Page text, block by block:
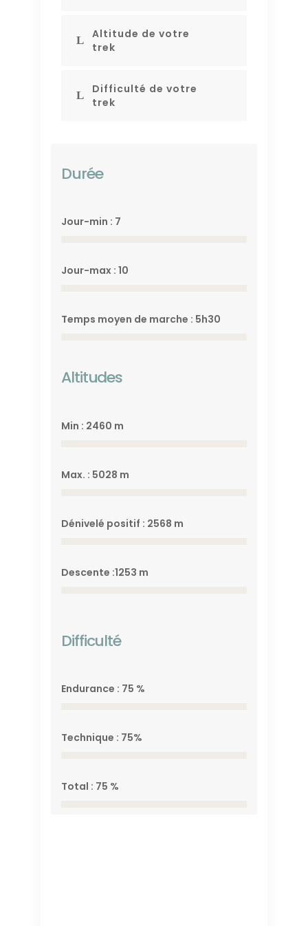
Altitude de votre
trek
Difficulté de votre
trek
Durée
Jour-min : 7
Jour-max : 10
Temps moyen de marche : 5h30
Altitudes
Min : 2460 m
Max. : 5028 m
Dénivelé positif : 2568 m
Descente :1253 m
Difficulté
Endurance : 75 %
Technique : 75%
Total : 75 %